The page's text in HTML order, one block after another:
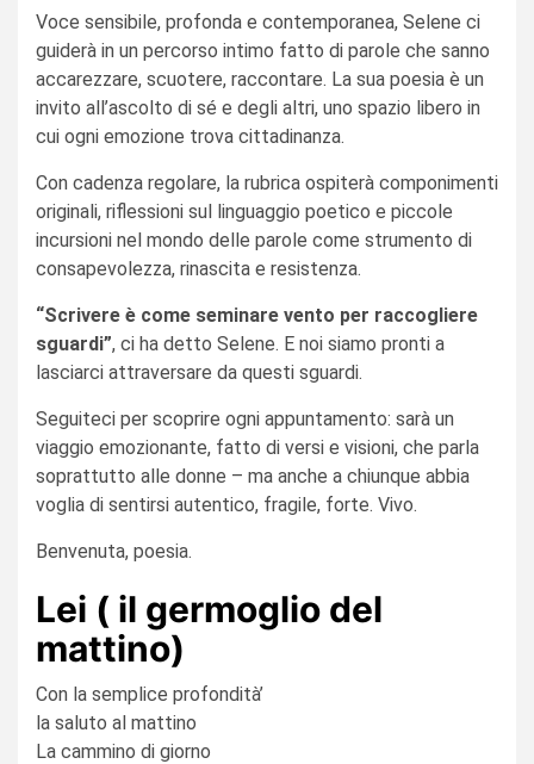
Voce sensibile, profonda e contemporanea, Selene ci
guiderà in un percorso intimo fatto di parole che sanno
accarezzare, scuotere, raccontare. La sua poesia è un
invito all’ascolto di sé e degli altri, uno spazio libero in
cui ogni emozione trova cittadinanza.
Con cadenza regolare, la rubrica ospiterà componimenti
originali, riflessioni sul linguaggio poetico e piccole
incursioni nel mondo delle parole come strumento di
consapevolezza, rinascita e resistenza.
“Scrivere è come seminare vento per raccogliere
sguardi”, ci ha detto Selene. E noi siamo pronti a
lasciarci attraversare da questi sguardi.
Seguiteci per scoprire ogni appuntamento: sarà un
viaggio emozionante, fatto di versi e visioni, che parla
soprattutto alle donne – ma anche a chiunque abbia
voglia di sentirsi autentico, fragile, forte. Vivo.
Benvenuta, poesia.
Lei ( il germoglio del
mattino)
Con la semplice profondità’
la saluto al mattino
La cammino di giorno